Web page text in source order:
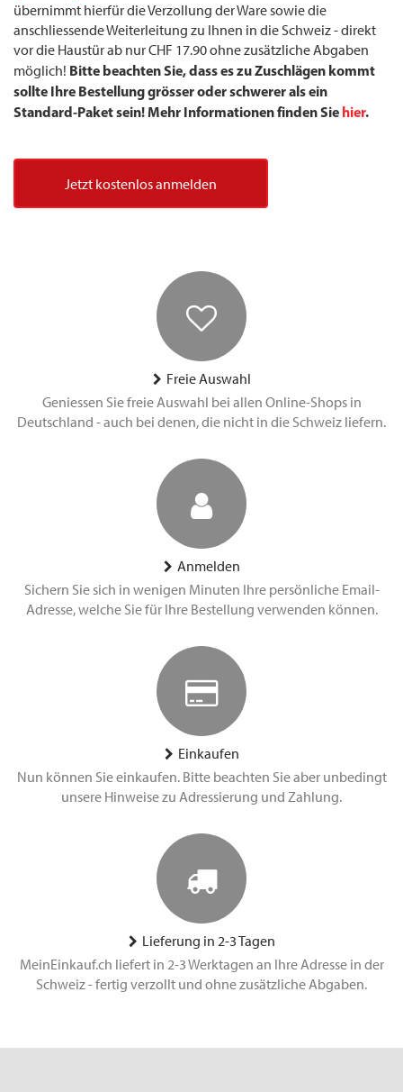
übernimmt hierfür die Verzollung der Ware sowie die
anschliessende Weiterleitung zu Ihnen in die Schweiz - direkt
vor die Haustür ab nur CHF 17.90 ohne zusätzliche Abgaben
möglich! Bitte beachten Sie, dass es zu Zuschlägen kommt
sollte Ihre Bestellung grösser oder schwerer als ein
Standard-Paket sein! Mehr Informationen finden Sie hier.
Jetzt kostenlos anmelden
Freie Auswahl
Geniessen Sie freie Auswahl bei allen Online-Shops in
Deutschland - auch bei denen, die nicht in die Schweiz liefern.
Anmelden
Sichern Sie sich in wenigen Minuten Ihre persönliche Email-
Adresse, welche Sie für Ihre Bestellung verwenden können.
Einkaufen
Nun können Sie einkaufen. Bitte beachten Sie aber unbedingt
unsere Hinweise zu Adressierung und Zahlung.
Lieferung in 2-3 Tagen
MeinEinkauf.ch liefert in 2-3 Werktagen an Ihre Adresse in der
Schweiz - fertig verzollt und ohne zusätzliche Abgaben.